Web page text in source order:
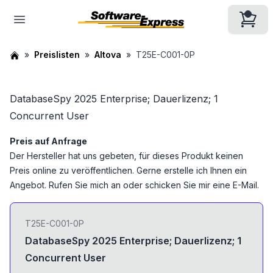
Preislisten Altova T25E-C001-0P
DatabaseSpy 2025 Enterprise; Dauerlizenz; 1
Concurrent User
Preis auf Anfrage
Der Hersteller hat uns gebeten, für dieses Produkt keinen
Preis online zu veröffentlichen. Gerne erstelle ich Ihnen ein
Angebot. Rufen Sie mich an oder schicken Sie mir eine E-Mail.
T25E-C001-0P
DatabaseSpy 2025 Enterprise; Dauerlizenz; 1
Concurrent User